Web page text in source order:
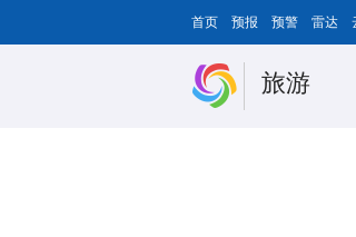
首页 预报 预警 雷达
旅游